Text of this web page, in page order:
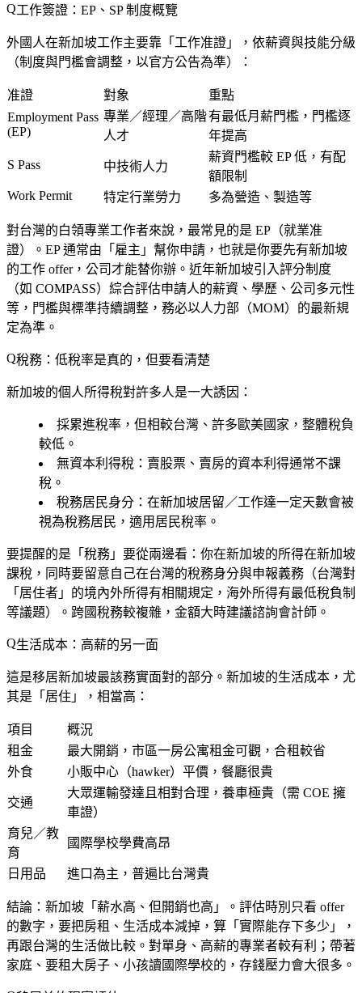
工作簽證：EP、SP 制度概覽
外國人在新加坡工作主要靠「工作准證」，依薪資與技能分級
（制度與門檻會調整，以官方公告為準）：
准證 對象
重點
Employment Pass
(EP)
專業／經理／高階
人才
有最低月薪門檻，門檻逐
年提高
S Pass 中技術人力
薪資門檻較 EP 低，有配
額限制
Work Permit
特定行業勞力 多為營造、製造等
對台灣的白領專業工作者來說，最常見的是 EP（就業准
證）
。EP 通常由「 雇主 」幫你申請，也就是你要先有新加坡
的工作 offer，公司才能替你辦。近年新加坡引入評分制度
（如 COMPASS）綜合評估申請人的薪資、學歷、公司多元性
等，門檻與標準持續調整，務必以人力部（MOM）的最新規
定為準。
稅務：低稅率是真的，但要看清楚
新加坡的個人所得稅對許多人是一大誘因：
採累進稅率 ，但相較台灣、許多歐美國家，整體稅負
較低。
無資本利得稅 ：賣股票、賣房的資本利得通常不課
稅。
稅務居民身分 ：在新加坡居留／工作達一定天數會被
視為稅務居民，適用居民稅率。
要提醒的是「稅務」要從兩邊看：你在新加坡的所得在新加坡
課稅，同時要留意自己在台灣的稅務身分與申報義務（台灣對
「居住者」的境內外所得有相關規定，海外所得有最低稅負制
等議題）。跨國稅務較複雜，金額大時建議諮詢會計師。
生活成本：高薪的另一面
這是移居新加坡最該務實面對的部分。新加坡的生活成本，尤
其是「居住」，相當高：
項目
概況
租金
最大開銷，市區一房公寓租金可觀，合租較省
外食
小販中心（hawker）平價，餐廳很貴
交通
大眾運輸發達且相對合理，養車極貴（需 COE 擁
車證）
育兒／教
育
國際學校學費高昂
日用品 進口為主，普遍比台灣貴
結論：新加坡「 薪水高、但開銷也高 」。評估時別只看 offer
的數字，要把房租、生活成本減掉，算「實際能存下多少」，
再跟台灣的生活做比較。對單身、高薪的專業者較有利；帶著
家庭、要租大房子、小孩讀國際學校的，存錢壓力會大很多。